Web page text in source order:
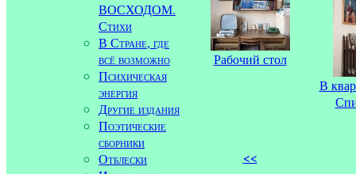
ВОСХОДОМ.
Стихи
В Стране, где
всё возможно
Психическая
энергия
Другие издания
Поэтические
сборники
Отблески
Рабочий стол
В
<<